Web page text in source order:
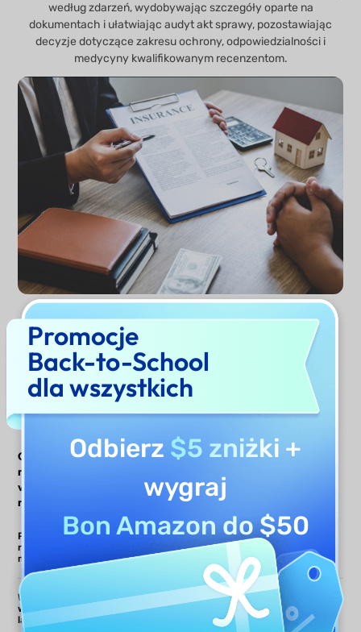
według zdarzeń, wydobywając szczegóły oparte na
dokumentach i ułatwiając audyt akt sprawy, pozostawiając
decyzje dotyczące zakresu ochrony, odpowiedzialności i
medycyny kwalifikowanym recenzentom.
Wypróbuj teraz
Generator raportów
medycznych UPDF AI
vs. inne medyczne
narzędzia AI
UPDF AI
Podsumowywanie
raportów
medycznych
Wyjaśnianie
wskaźników
laboratoryjnych
Promocje
Back-to-School
dla wszystkich
Odbierz $5 zniżki +
wygraj
Bon Amazon do $50